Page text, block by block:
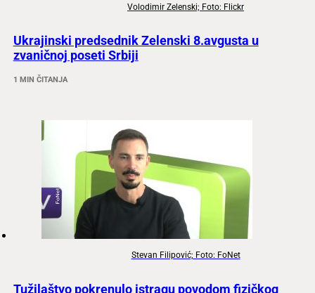
Volodimir Zelenski; Foto: Flickr
Ukrajinski predsednik Zelenski 8.avgusta u
zvaničnoj poseti Srbiji
1 MIN ČITANJA
Stevan Filipović; Foto: FoNet
Tužilaštvo pokrenulo istragu povodom fizičkog